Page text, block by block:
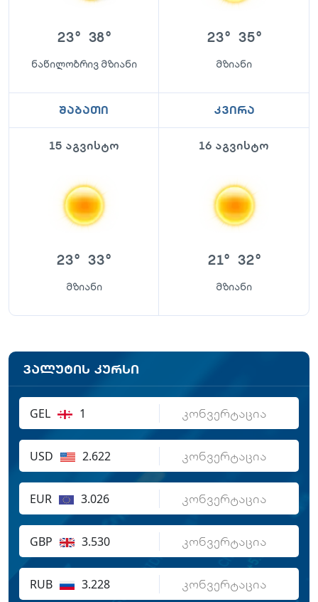
23° 38°
ნაწილობრივ მზიანი
23° 35°
მზიანი
შაბათი
15 აგვისტო
23° 33°
მზიანი
კვირა
16 აგვისტო
21° 32°
მზიანი
ვალუტის კურსი
GEL 1
USD 2.622
EUR 3.026
GBP 3.530
RUB 3.228